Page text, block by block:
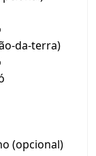
da-terra)
(opcional)